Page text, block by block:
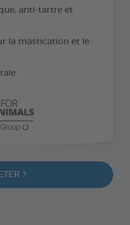
anti-tartre et
la mastication et le
?